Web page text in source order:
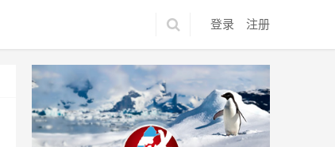
登录 注册